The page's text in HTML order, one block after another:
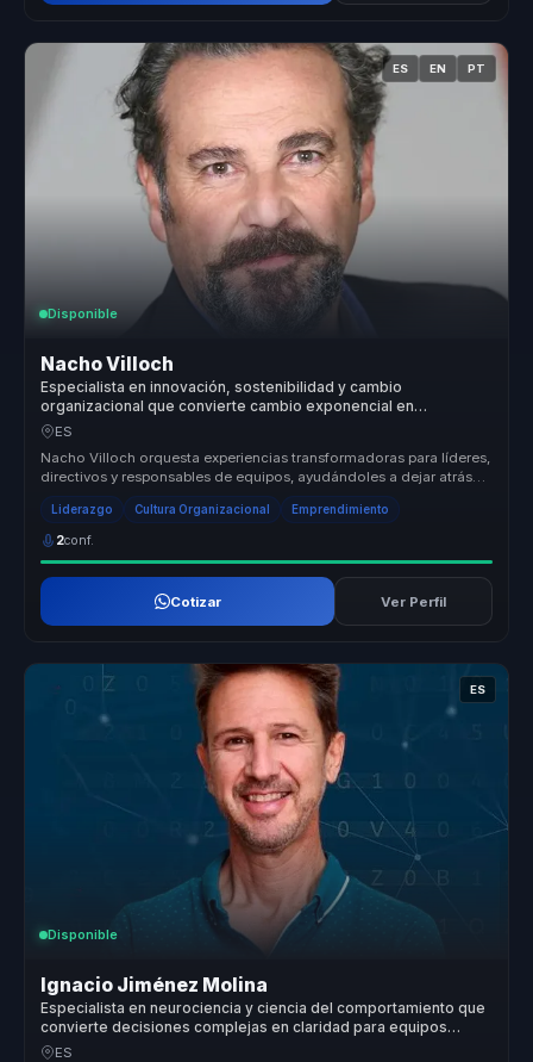
ES EN PT
Disponible
Nacho Villoch
Especialista en innovación, sostenibilidad y cambio
organizacional que convierte cambio exponencial en
oportunidades para empresas.
ES
Nacho Villoch orquesta experiencias transformadoras para líderes,
directivos y responsables de equipos, ayudándoles a dejar atrás
estruct...
Liderazgo Cultura Organizacional Emprendimiento
2conf.
Cotizar Ver Perfil
ES
Disponible
Ignacio Jiménez Molina
Especialista en neurociencia y ciencia del comportamiento que
convierte decisiones complejas en claridad para equipos
directivos.
ES